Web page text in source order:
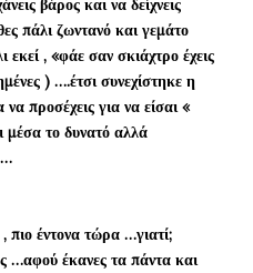
βάρος και να δείχνεις
πάλι ζωντανό και γεμάτο
εκεί , «φάε σαν σκιάχτρο έχεις
) ….έτσι συνεχίστηκε η
προσέχεις για να είσαι «
το δυνατό αλλά
…
πιο έντονα τώρα …γιατί;
…αφού έκανες τα πάντα και